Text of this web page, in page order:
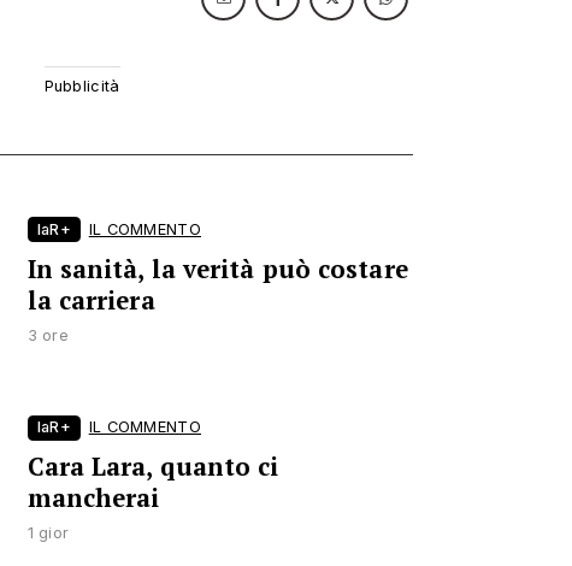
laR+ IL COMMENTO
In sanità, la verità può costare
la carriera
3 ore
laR+ IL COMMENTO
Cara Lara, quanto ci
mancherai
1 gior